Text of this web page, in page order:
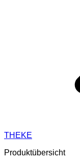
THEKE
Produktübersicht